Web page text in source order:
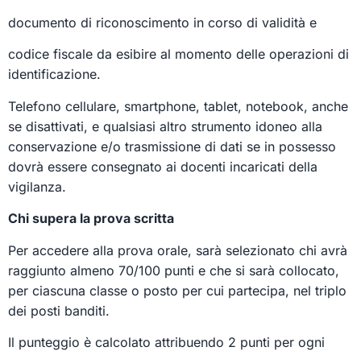
documento di riconoscimento in corso di validità e
codice fiscale da esibire al momento delle operazioni di
identificazione.
Telefono cellulare, smartphone, tablet, notebook, anche
se disattivati, e qualsiasi altro strumento idoneo alla
conservazione e/o trasmissione di dati se in possesso
dovrà essere consegnato ai docenti incaricati della
vigilanza.
Chi supera la prova scritta
Per accedere alla prova orale, sarà selezionato chi avrà
raggiunto almeno 70/100 punti e che si sarà collocato,
per ciascuna classe o posto per cui partecipa, nel triplo
dei posti banditi.
Il punteggio è calcolato attribuendo 2 punti per ogni